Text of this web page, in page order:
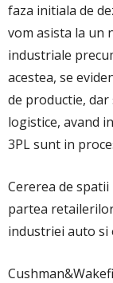
faza initiala de
vom asista la un
industriale
acestea, se
de productie,
logistice, avand
3PL sunt in
Cererea de
partea
industriei auto si